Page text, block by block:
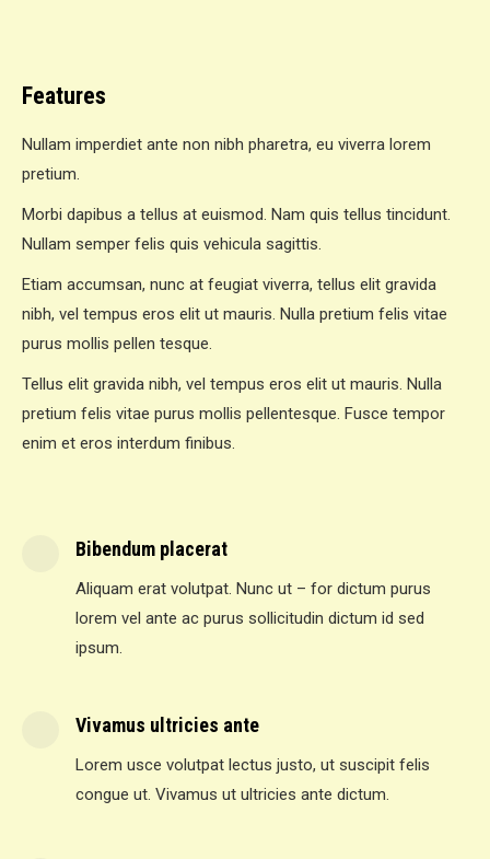
Features
Nullam imperdiet ante non nibh pharetra, eu viverra lorem
pretium.
Morbi dapibus a tellus at euismod. Nam quis tellus tincidunt.
Nullam semper felis quis vehicula sagittis.
Etiam accumsan, nunc at feugiat viverra, tellus elit gravida
nibh, vel tempus eros elit ut mauris. Nulla pretium felis vitae
purus mollis pellen tesque.
Tellus elit gravida nibh, vel tempus eros elit ut mauris. Nulla
pretium felis vitae purus mollis pellentesque. Fusce tempor
enim et eros interdum finibus.
Bibendum placerat
Aliquam erat volutpat. Nunc ut – for dictum purus
lorem vel ante ac purus sollicitudin dictum id sed
ipsum.
Vivamus ultricies ante
Lorem usce volutpat lectus justo, ut suscipit felis
congue ut. Vivamus ut ultricies ante dictum.